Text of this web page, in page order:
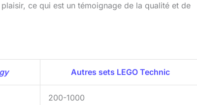
ce qui est un témoignage de la qualité et de
Autres sets LEGO Technic
200-1000